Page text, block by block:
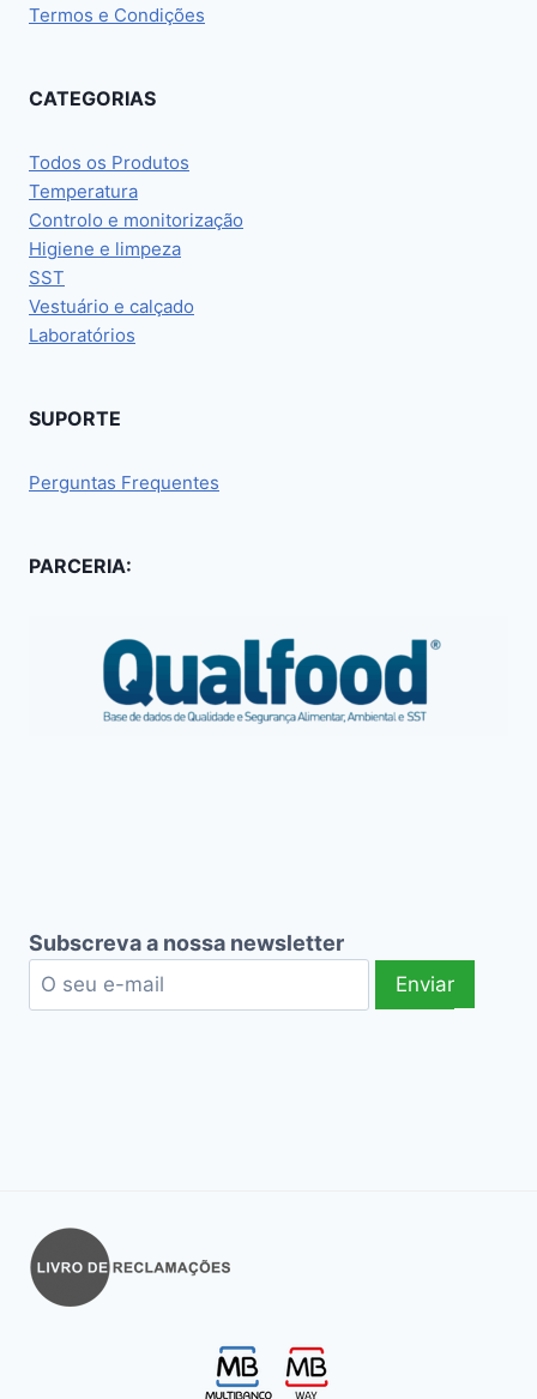
Termos e Condições
CATEGORIAS
Todos os Produtos
Temperatura
Controlo e monitorização
Higiene e limpeza
SST
Vestuário e calçado
Laboratórios
SUPORTE
Perguntas Frequentes
PARCERIA:
Subscreva a nossa newsletter